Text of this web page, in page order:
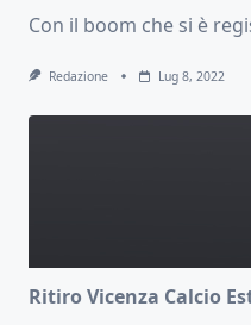
Con il boom che si è
Redazione Lug 8, 2022
Ritiro Vicenza Calcio